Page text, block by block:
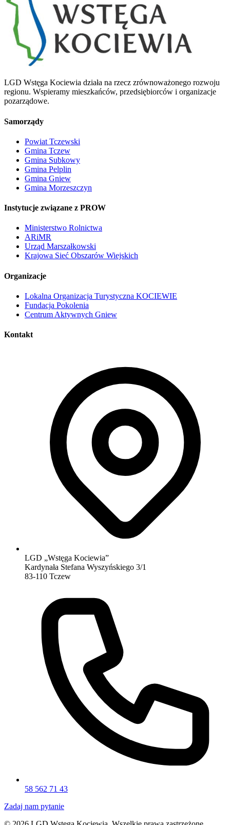
LGD Wstęga Kociewia działa na rzecz zrównoważonego rozwoju
regionu. Wspieramy mieszkańców, przedsiębiorców i organizacje
pozarządowe.
Samorządy
Powiat Tczewski
Gmina Tczew
Gmina Subkowy
Gmina Pelplin
Gmina Gniew
Gmina Morzeszczyn
Instytucje związane z PROW
Ministerstwo Rolnictwa
ARiMR
Urząd Marszałkowski
Krajowa Sieć Obszarów Wiejskich
Organizacje
Lokalna Organizacja Turystyczna KOCIEWIE
Fundacja Pokolenia
Centrum Aktywnych Gniew
Kontakt
LGD „Wstęga Kociewia”
Kardynała Stefana Wyszyńskiego 3/1
83-110 Tczew
58 562 71 43
Zadaj nam pytanie